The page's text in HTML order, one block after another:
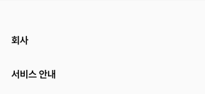
회사
서비스 안내